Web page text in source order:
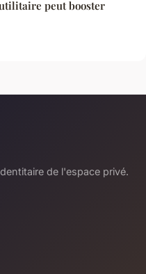
peut booster
de l'espace privé.